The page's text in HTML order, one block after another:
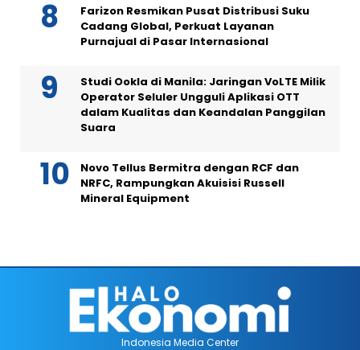
Farizon Resmikan Pusat Distribusi Suku
Cadang Global, Perkuat Layanan
Purnajual di Pasar Internasional
Studi Ookla di Manila: Jaringan VoLTE Milik
Operator Seluler Ungguli Aplikasi OTT
dalam Kualitas dan Keandalan Panggilan
Suara
Novo Tellus Bermitra dengan RCF dan
NRFC, Rampungkan Akuisisi Russell
Mineral Equipment
Indonesia Media Center